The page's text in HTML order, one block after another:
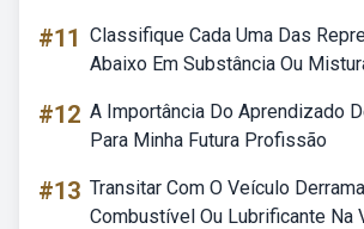
#11 Classifique Cada Uma Das
Abaixo Em Substância Ou
#12 A Importância Do Aprendizado
Para Minha Futura Profissão
#13 Transitar Com O Veículo
Combustível Ou Lubrificante Na